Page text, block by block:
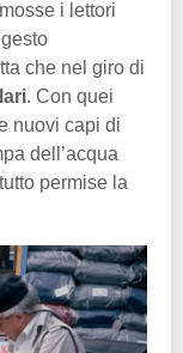
i lettori
che nel giro di
. Con quei
nuovi capi di
dell’acqua
permise la